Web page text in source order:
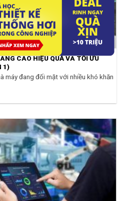
CAO HIỆU QUẢ VÀ TỐI ƯU
1)
máy đang đối mặt với nhiều khó khăn